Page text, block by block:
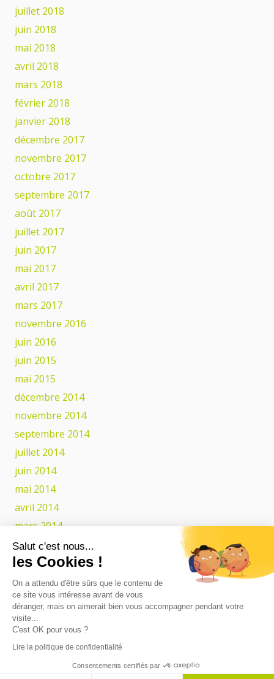
Salut c'est nous...
les Cookies !
On a attendu d'être sûrs que le contenu de
ce site vous intéresse avant de vous
déranger, mais on aimerait bien vous accompagner pendant votre
visite...
C'est OK pour vous ?
Lire la politique de confidentialité
Consentements certifiés par
juillet 2018
juin 2018
mai 2018
avril 2018
mars 2018
février 2018
janvier 2018
décembre 2017
novembre 2017
octobre 2017
septembre 2017
août 2017
juillet 2017
juin 2017
mai 2017
avril 2017
mars 2017
novembre 2016
juin 2016
juin 2015
mai 2015
décembre 2014
novembre 2014
septembre 2014
juillet 2014
juin 2014
mai 2014
avril 2014
mars 2014
février 2014
Catégories
Actualités
Conception & réalisation
Agence de communication Multi Web| © Cellastab |
Cookies|Contact